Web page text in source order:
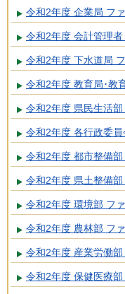
令和2年度 企業局 フ
令和2年度 会計管理
令和2年度 下水道局
令和2年度 教育局･教
令和2年度 県民生活
令和2年度 各行政委
令和2年度 都市整備
令和2年度 県土整備
令和2年度 環境部 フ
令和2年度 農林部 フ
令和2年度 産業労働
令和2年度 保健医療